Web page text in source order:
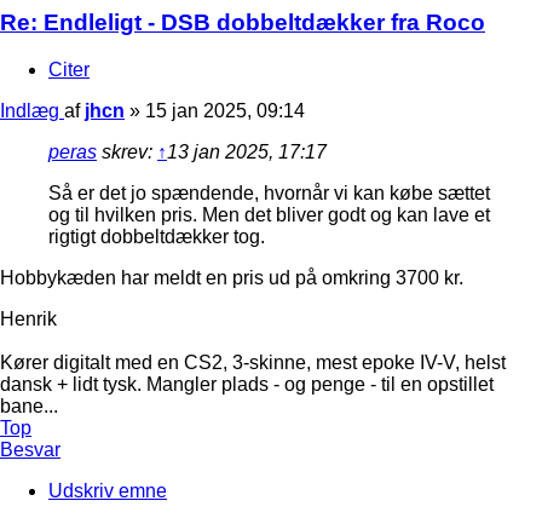
Re: Endleligt - DSB dobbeltdækker fra Roco
Citer
Indlæg af jhcn » 15 jan 2025, 09:14
peras skrev: ↑13 jan 2025, 17:17
Så er det jo spændende, hvornår vi kan købe sættet
og til hvilken pris. Men det bliver godt og kan lave et
rigtigt dobbeltdækker tog.
Hobbykæden har meldt en pris ud på omkring 3700 kr.
Henrik
Kører digitalt med en CS2, 3-skinne, mest epoke IV-V, helst
dansk + lidt tysk. Mangler plads - og penge - til en opstillet
bane...
Top
Besvar
Udskriv emne